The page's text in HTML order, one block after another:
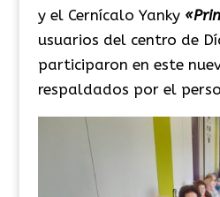
y el Cernícalo Yanky
usuarios del centro de
participaron en este
respaldados por el